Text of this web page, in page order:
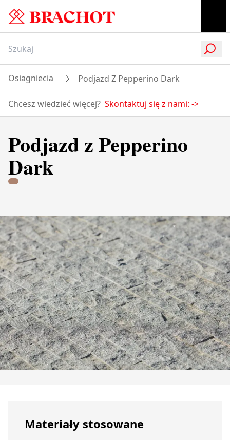
Osiagniecia Podjazd Z Pepperino Dark
Chcesz wiedzieć więcej? Skontaktuj się z nami: ->
Podjazd z Pepperino
Dark
Materiały stosowane